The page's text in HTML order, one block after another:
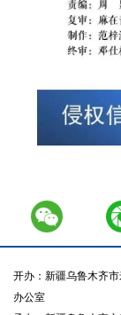
开办：新疆乌鲁木齐
办公室